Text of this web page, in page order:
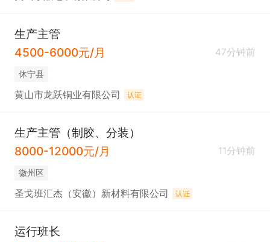
生产主管
4500-6000元/月
47分钟前
休宁县
黄山市龙跃铜业有限公司 认证
生产主管（制胶、分装）
8000-12000元/月
11分钟前
徽州区
圣戈班汇杰（安徽）新材料有限公司 认证
运行班长